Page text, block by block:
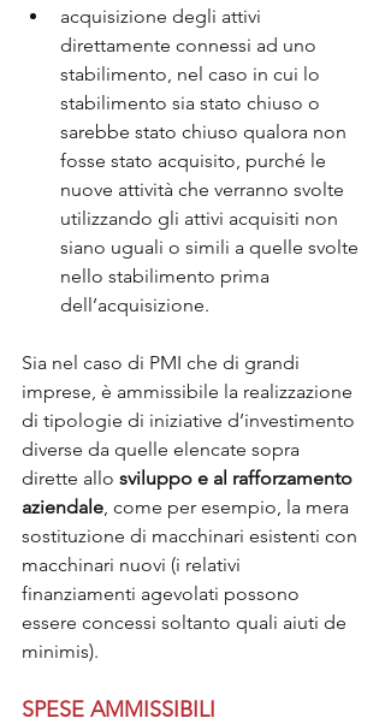
acquisizione degli attivi
direttamente connessi ad uno
stabilimento, nel caso in cui lo
stabilimento sia stato chiuso o
sarebbe stato chiuso qualora non
fosse stato acquisito, purché le
nuove attività che verranno svolte
utilizzando gli attivi acquisiti non
siano uguali o simili a quelle svolte
nello stabilimento prima
dell’acquisizione.
Sia nel caso di PMI che di grandi
imprese, è ammissibile la realizzazione
di tipologie di iniziative d’investimento
diverse da quelle elencate sopra
dirette allo sviluppo e al rafforzamento
aziendale , come per esempio, la mera
sostituzione di macchinari esistenti con
macchinari nuovi (i relativi
finanziamenti agevolati possono
essere concessi soltanto quali aiuti de
minimis).
SPESE AMMISSIBILI